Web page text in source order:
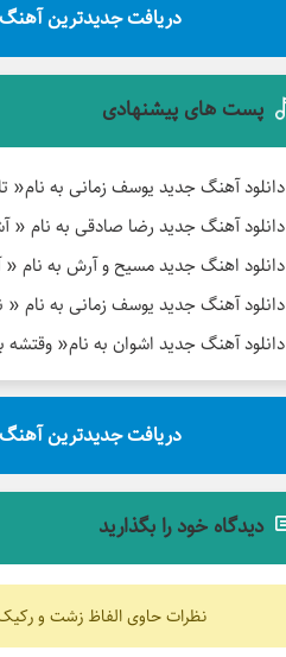
دریافت جدیدترین
پست های پیشنهادی
دانلود آهنگ جدید یوسف زمانی به نام«
دانلود آهنگ جدید رضا صادقی به نام
دانلود اهنگ جدید مسیح و آرش به نام «
دانلود آهنگ جدید یوسف زمانی به نام
دانلود آهنگ جدید اشوان به نام«
دریافت جدیدترین
دیدگاه خود را بگذارید
نظرات حاوی الفاظ زشت و